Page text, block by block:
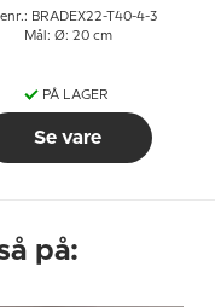
BRADEX22-T40-4-3
Mål: Ø: 20 cm
PÅ LAGER
Se vare
på: